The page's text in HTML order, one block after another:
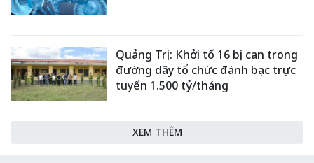
Quảng Trị: Khởi tố 16 bị can trong
đường dây tổ chức đánh bạc trực
tuyến 1.500 tỷ/tháng
XEM THÊM